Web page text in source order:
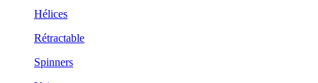
Hélices
Rétractable
Spinners